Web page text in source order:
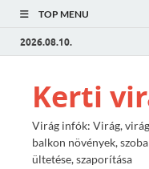
TOP MENU
2026.08.10.
Kerti
Virág infók: Virág,
balkon növények,
ültetése, szaporítása